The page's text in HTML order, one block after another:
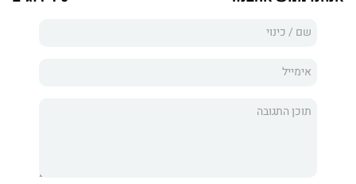
מהן?
האם יעלה בידי מחלה ותרצה להתגבר על אהבותיהן הנכזבות ולזכות
באהבת אמת?
מגוללתחוה עציוני-הלוי